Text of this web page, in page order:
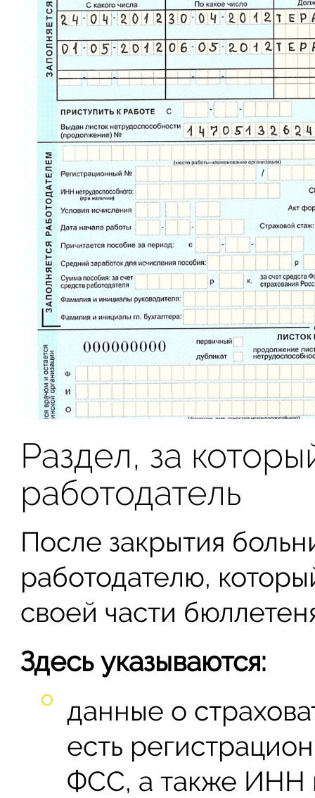
Раздел, за
работодатель
После закрытия
работодателю,
своей части
Здесь указываются:
данные о
есть
ФСС, а также ИНН